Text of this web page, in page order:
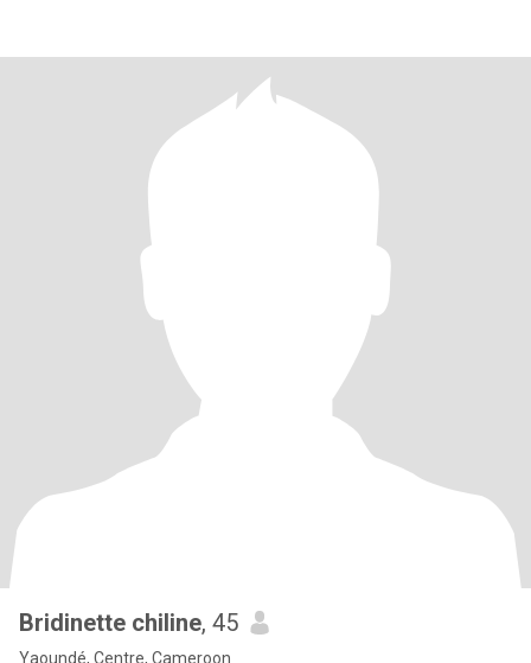
Bridinette chiline, 45
Yaoundé, Centre, Cameroon